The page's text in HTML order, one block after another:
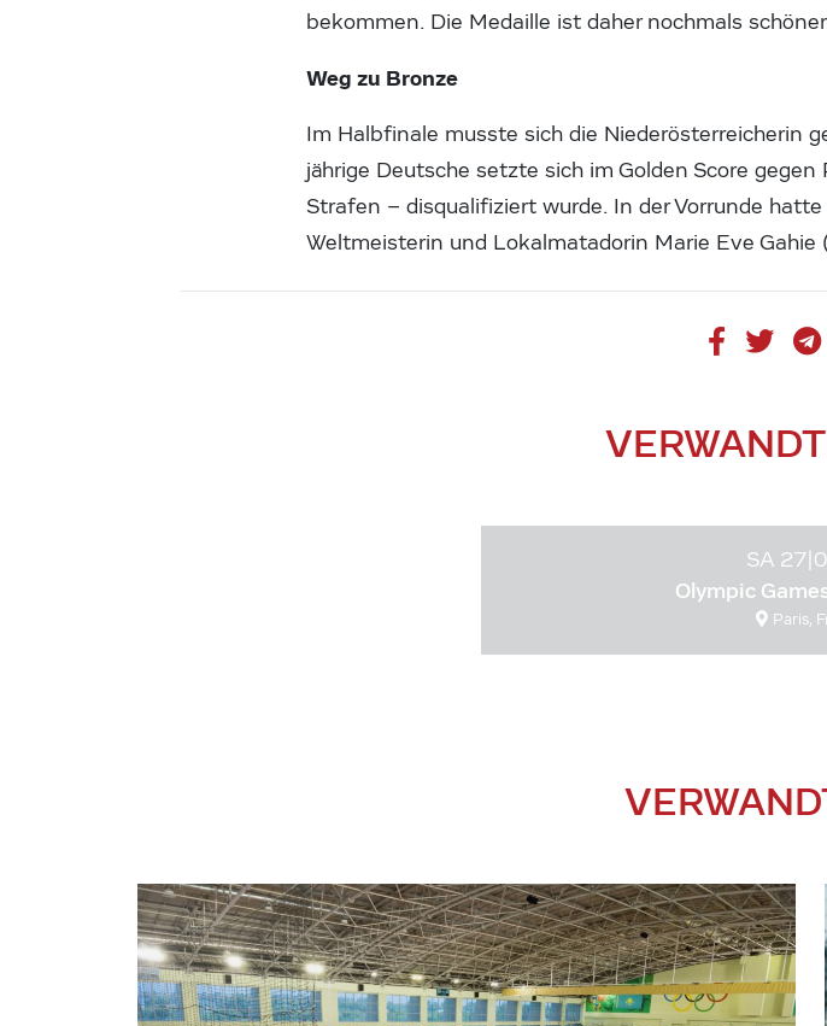
bekommen. Die Medaille ist daher nochmals
Weg zu Bronze
Im Halbfinale musste sich die Niederösterreicherin
jährige Deutsche setzte sich im Golden Score
Strafen – disqualifiziert wurde. In der Vorrunde
Weltmeisterin und Lokalmatadorin Marie Eve
SA
Olympic
Paris,